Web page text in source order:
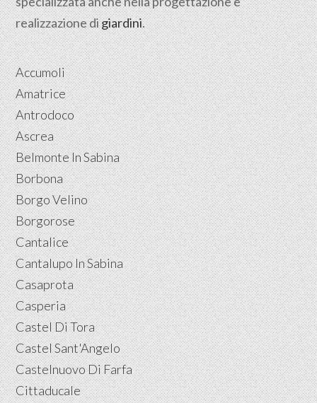
realizzazione digiardini.
Accumoli
Amatrice
Antrodoco
Ascrea
Belmonte In Sabina
Borbona
Borgo Velino
Borgorose
Cantalice
Cantalupo In Sabina
Casaprota
Casperia
Castel Di Tora
Castel Sant'Angelo
Castelnuovo Di Farfa
Cittaducale